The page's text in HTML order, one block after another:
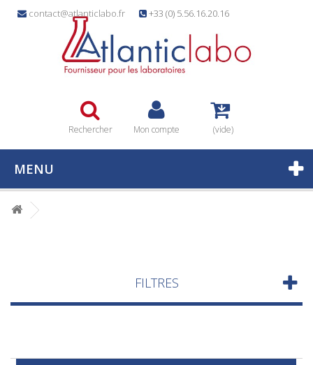
contact@atlanticlabo.fr +33 (0) 5.56.16.20.16
Rechercher Mon compte (vide)
MENU
FILTRES